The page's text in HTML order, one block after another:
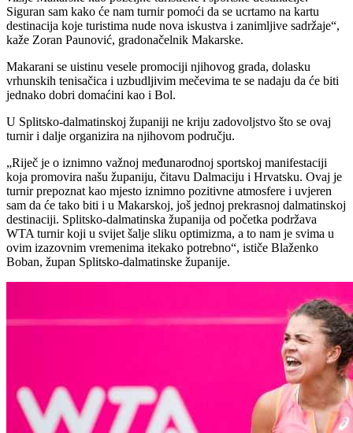
Siguran sam kako će nam turnir pomoći da se ucrtamo na kartu
destinacija koje turistima nude nova iskustva i zanimljive sadržaje“,
kaže Zoran Paunović, gradonačelnik Makarske.
Makarani se uistinu vesele promociji njihovog grada, dolasku
vrhunskih tenisačica i uzbudljivim mečevima te se nadaju da će biti
jednako dobri domaćini kao i Bol.
U Splitsko-dalmatinskoj županiji ne kriju zadovoljstvo što se ovaj
turnir i dalje organizira na njihovom području.
„Riječ je o iznimno važnoj međunarodnoj sportskoj manifestaciji
koja promovira našu županiju, čitavu Dalmaciju i Hrvatsku. Ovaj je
turnir prepoznat kao mjesto iznimno pozitivne atmosfere i uvjeren
sam da će tako biti i u Makarskoj, još jednoj prekrasnoj dalmatinskoj
destinaciji. Splitsko-dalmatinska županija od početka podržava
WTA turnir koji u svijet šalje sliku optimizma, a to nam je svima u
ovim izazovnim vremenima itekako potrebno“, ističe Blaženko
Boban, župan Splitsko-dalmatinske županije.